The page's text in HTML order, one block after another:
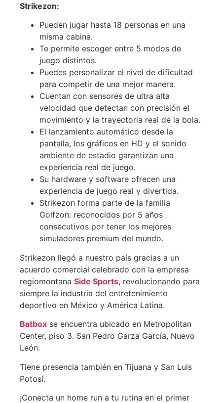
Strikezon:
Pueden jugar hasta 18 personas en una
misma cabina.
Te permite escoger entre 5 modos de
juego distintos.
Puedes personalizar el nivel de dificultad
para competir de una mejor manera.
Cuentan con sensores de ultra alta
velocidad que detectan con precisión el
movimiento y la trayectoria real de la bola.
El lanzamiento automático desde la
pantalla, los gráficos en HD y el sonido
ambiente de estadio garantizan una
experiencia real de juego.
Su hardware y software ofrecen una
experiencia de juego real y divertida.
Strikezon forma parte de la familia
Golfzon: reconocidos por 5 años
consecutivos por tener los mejores
simuladores premium del mundo.
Strikezon llegó a nuestro país gracias a un
acuerdo comercial celebrado con la empresa
regiomontana Side Sports, revolucionando para
siempre la industria del entretenimiento
deportivo en México y América Latina.
Batbox se encuentra ubicado en Metropolitan
Center, piso 3. San Pedro Garza García, Nuevo
León.
Tiene presencia también en Tijuana y San Luis
Potosí.
¡Conecta un home run a tu rutina en el primer